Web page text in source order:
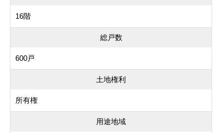
16階
総戸数
600戸
土地権利
所有権
用途地域